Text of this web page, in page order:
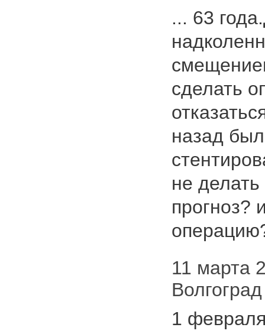
... 63
сделать
назад
не
прогноз?
11 марта
Волгоград
1